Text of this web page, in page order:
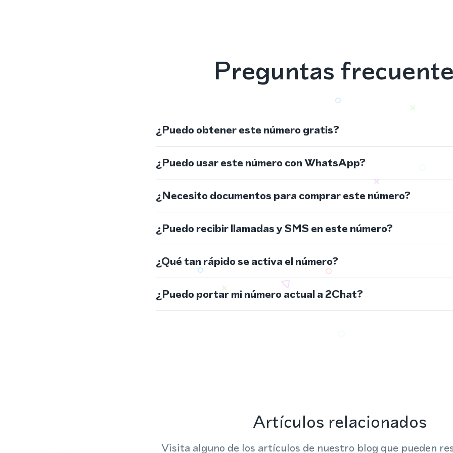
Preguntas
¿Puedo obtener este número gratis?
¿Puedo usar este número con WhatsApp?
¿Necesito documentos para comprar este número?
¿Puedo recibir llamadas y SMS en este número?
¿Qué tan rápido se activa el número?
¿Puedo portar mi número actual a 2Chat?
Artículos relacionados
Visita alguno de los artículos de nuestro blog que pueden